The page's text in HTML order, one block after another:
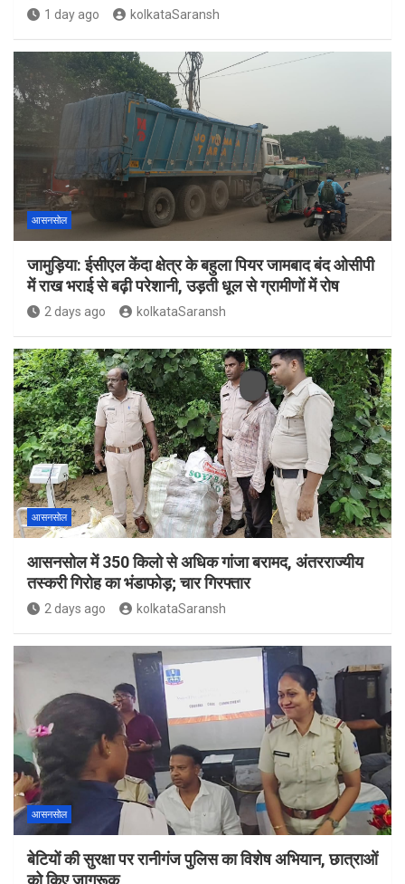
1 day ago kolkataSaransh
आसनसोल
जामुड़िया: ईसीएल केंदा क्षेत्र के बहुला पियर जामबाद बंद ओसीपी
में राख भराई से बढ़ी परेशानी, उड़ती धूल से ग्रामीणों में रोष
2 days ago kolkataSaransh
आसनसोल
आसनसोल में 350 किलो से अधिक गांजा बरामद, अंतरराज्यीय
तस्करी गिरोह का भंडाफोड़; चार गिरफ्तार
2 days ago kolkataSaransh
आसनसोल
बेटियों की सुरक्षा पर रानीगंज पुलिस का विशेष अभियान, छात्राओं
को किए जागरूक